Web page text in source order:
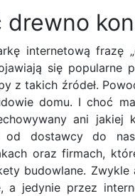
drewno
internetową frazę
się popularne
z takich źródeł.
domu. I choć
ani
od dostawcy do
oraz firmach,
budowlane.
a jedynie przez